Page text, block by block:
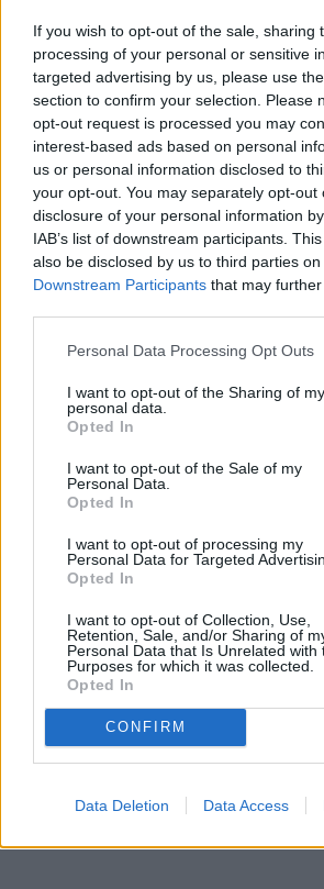
If you wish to opt-out of the sale, sharing
processing of your personal or sensitive
targeted advertising by us, please use
section to confirm your selection. Please
opt-out request is processed you may
interest-based ads based on personal
us or personal information disclosed to
your opt-out. You may separately opt-out
disclosure of your personal information
IAB’s list of downstream participants.
also be disclosed by us to third parties on
Downstream Participants that may
Personal Data Processing Opt Outs
I want to opt-out of the Sharing of my
personal data.
Opted In
I want to opt-out of the Sale of my
Personal Data.
Opted In
I want to opt-out of processing my
Personal Data for Targeted
Opted In
I want to opt-out of Collection, Use,
Retention, Sale, and/or Sharing of
Personal Data that Is Unrelated with
Purposes for which it was collected.
Opted In
CONFIRM
Data Deletion Data Access
48.400 Kč • náborový bonus 50.000 Kč •
okres Jihlava)
07.08.2026 -
Specialista pro elektronická
Klementa 869, Mladá Boleslav II)
06.08.2026 -Bosch Powertrain s.r.o.
Kč • náborový bonus 50.000 Kč •
Jihlava)
06.08.2026 - Bosch Powertrain s.r.o. •
týdenní zálohy na mzdu 2.000 Kč (Jihlava,
... další nabídky zaměstnání
Vybrané
Prima sport - co nabídne v prvním
vysílacím týdnu
Kdy a kde
O webu parabola.cz •O souborech cookies•
Dovolená u moře•Bazény